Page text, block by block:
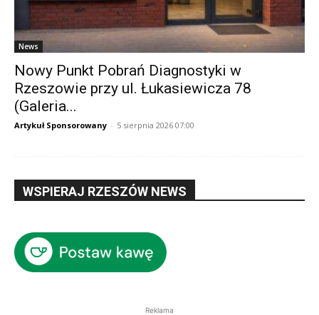
News
Nowy Punkt Pobrań Diagnostyki w
Rzeszowie przy ul. Łukasiewicza 78
(Galeria...
Artykuł Sponsorowany - 5 sierpnia 2026 07:00
WSPIERAJ RZESZÓW NEWS
Reklama